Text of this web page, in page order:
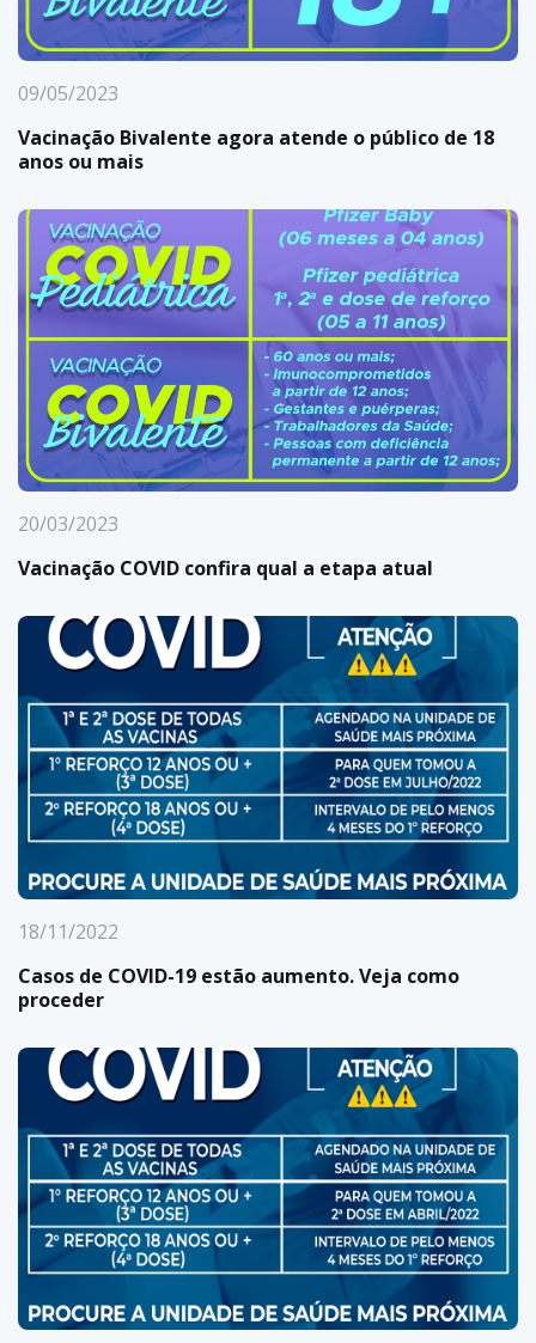
09/05/2023
Vacinação Bivalente agora atende o público de 18
anos ou mais
20/03/2023
Vacinação COVID confira qual a etapa atual
18/11/2022
Casos de COVID-19 estão aumento. Veja como
proceder